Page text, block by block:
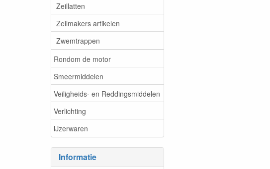
Zeillatten
Zeilmakers artikelen
Zwemtrappen
Rondom de motor
Smeermiddelen
Veiligheids- en Reddingsmiddelen
Verlichting
IJzerwaren
Informatie